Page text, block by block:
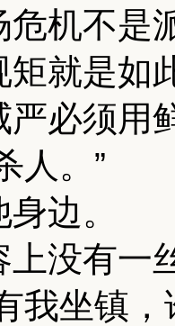
危机不是
矩就是如
严必须用
人。”
边。
上没有一
我坐镇